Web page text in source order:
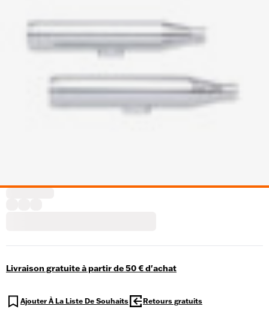
Livraison gratuite à partir de 50 € d'achat
Ajouter À La Liste De Souhaits Retours gratuits